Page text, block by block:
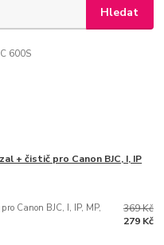
Hledat
600S
+ čistič pro Canon BJC, I, IP
Canon BJC, I, IP, MP,
369 Kč
279 Kč